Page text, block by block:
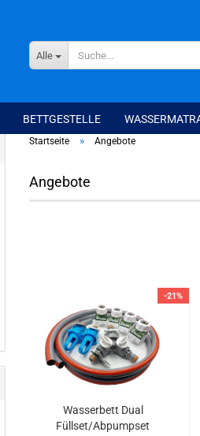
Alle
BETTGESTELLE
Startseite » Angebote
Angebote
-21%
Wasserbett Dual
Füllset/Abpumpset